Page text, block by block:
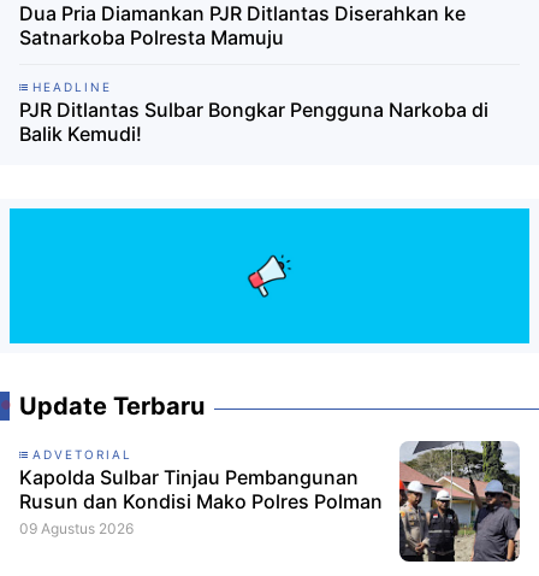
Dua Pria Diamankan PJR Ditlantas Diserahkan ke
Satnarkoba Polresta Mamuju
HEADLINE
PJR Ditlantas Sulbar Bongkar Pengguna Narkoba di
Balik Kemudi!
Update Terbaru
ADVETORIAL
Kapolda Sulbar Tinjau Pembangunan
Rusun dan Kondisi Mako Polres Polman
09 Agustus 2026